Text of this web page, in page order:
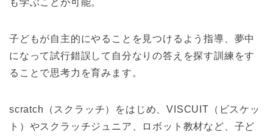
も学ぶことが可能。
子どもが自主的にやることを見つけるよう指導、夢中
になって試行錯誤して自分なりの答えを探す訓練をす
ることで思考力を育みます。
scratch（スクラッチ）をはじめ、VISCUIT（ビスケッ
ト）やスクラッチジュニア、ロボット教材など、子ど